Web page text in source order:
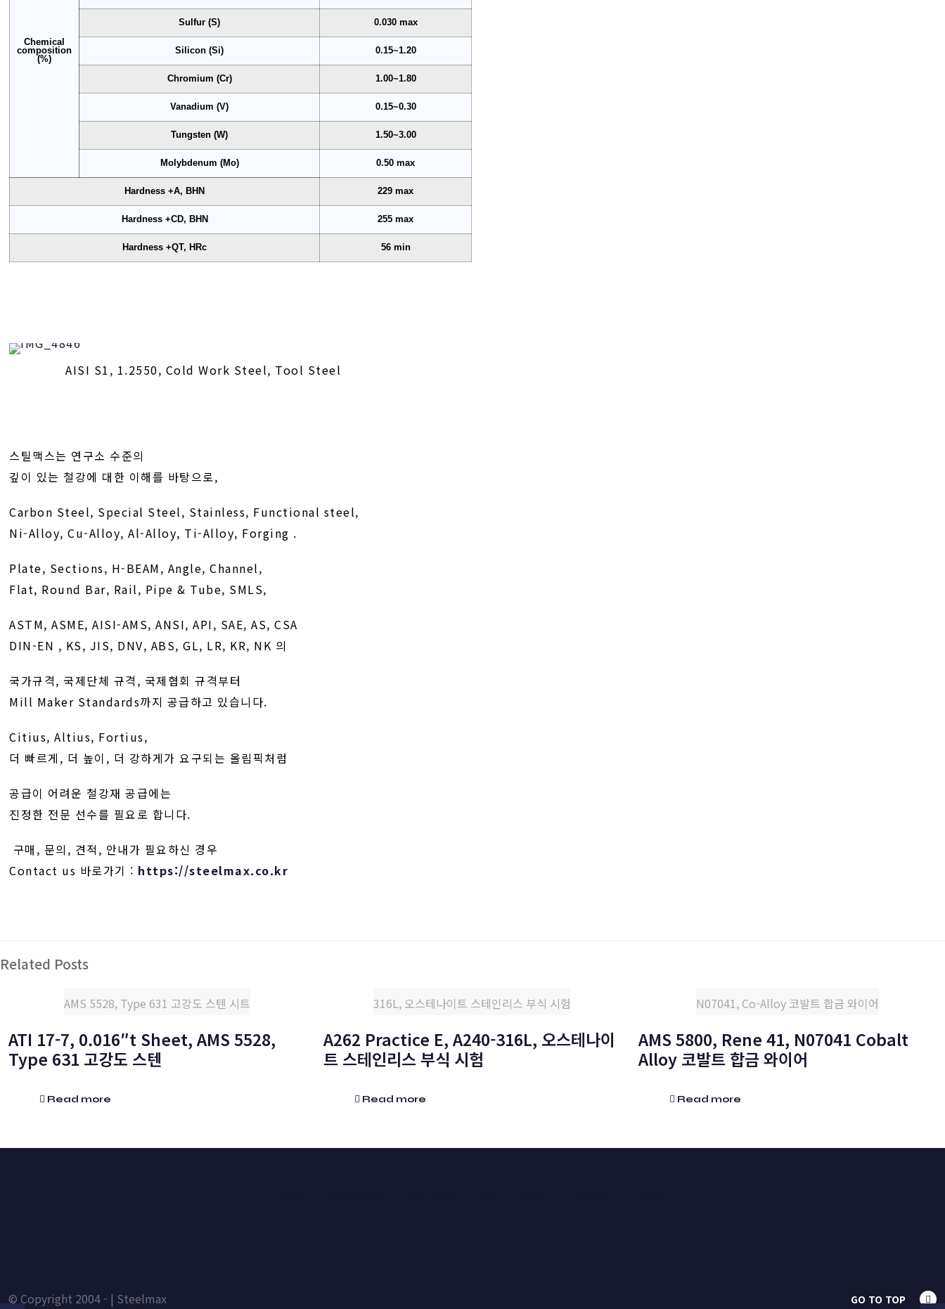
Chemical
composition
(%)
Sulfur (S) 0.030 max
Silicon (Si) 0.15~1.20
Chromium (Cr) 1.00~1.80
Vanadium (V) 0.15~0.30
Tungsten (W) 1.50~3.00
Molybdenum (Mo) 0.50 max
Hardness +A, BHN 229 max
Hardness +CD, BHN 255 max
Hardness +QT, HRc 56 min
AISI S1, 1.2550, Cold Work Steel, Tool Steel
스틸맥스는 연구소 수준의
깊이 있는 철강에 대한 이해를 바탕으로,
Carbon Steel, Special Steel, Stainless, Functional steel,
Ni-Alloy, Cu-Alloy, Al-Alloy, Ti-Alloy, Forging .
Plate, Sections, H-BEAM, Angle, Channel,
Flat, Round Bar, Rail, Pipe & Tube, SMLS,
ASTM, ASME, AISI-AMS, ANSI, API, SAE, AS, CSA
DIN-EN , KS, JIS, DNV, ABS, GL, LR, KR, NK 의
국가규격, 국제단체 규격, 국제협회 규격부터
Mill Maker Standards까지 공급하고 있습니다.
Citius, Altius, Fortius,
더 빠르게, 더 높이, 더 강하게가 요구되는 올림픽처럼
공급이 어려운 철강재 공급에는
진정한 전문 선수를 필요로 합니다.
구매, 문의, 견적, 안내가 필요하신 경우
Contact us 바로가기 : https://steelmax.co.kr
Related Posts
AMS 5528, Type 631 고강도 스텐 시트
ATI 17-7, 0.016″t Sheet, AMS 5528,
Type 631 고강도 스텐
Read more
316L, 오스테나이트 스테인리스 부식 시험
A262 Practice E, A240-316L, 오스테나이
트 스테인리스 부식 시험
Read more
N07041, Co-Alloy 코발트 합금 와이어
AMS 5800, Rene 41, N07041 Cobalt
Alloy 코발트 합금 와이어
Read more
© Copyright 2004 - | Steelmax GO TO TOP